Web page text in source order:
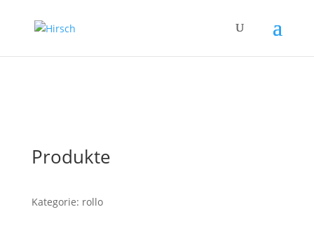
Produkte
Kategorie: rollo